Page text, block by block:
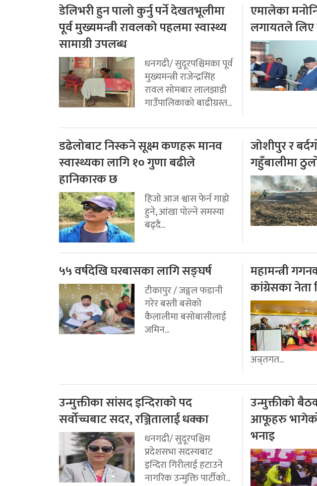
डेलिभरी हुन पालो कुर्नु पर्ने देखतभूलीमा
पूर्व मुख्यमन्त्री रावलको पहलमा स्वास्थ्य
सामाग्री उपलब्ध
धनगढी/ सुदूरपश्चिमका पूर्व
मुख्यमन्त्री राजेन्द्रसिंह
रावल सोमबार लालझाडी
गाउँपालिकाको बाढीग्रस्त...
एमालेका
लगायतले
डढेलोबाट निस्कने सूक्ष्म कणहरू मानव
स्वास्थ्यका लागि १० गुणा बढीले
हानिकारक छ
हिजो आज श्वास फेर्न गाह्रो
हुने, आंखा पोल्ने समस्या
बढ्दै...
जोशीपुर र
गहुँबालीमा
५५ वर्षदेखि घरबासका लागि सङ्घर्ष
टीकापुर / जङ्गल फडानी
गरेर बस्ती बसेको
कैलालीमा बसोबासीलाई
जमिन...
महामन्त्री
कांग्रेसका
अन्र्तगत...
उन्मुक्तीका सांसद इन्दिराको पद
सर्वोच्चबाट सदर, रञ्जितालाई धक्का
धनगढी/ सुदूरपश्चिम
प्रदेशसभा सदस्यबाट
इन्दिरा गिरीलाई हटाउने
नागरिक उन्मुक्ति पार्टीको...
उन्मुक्तीको
आफूहरु
भनाइ